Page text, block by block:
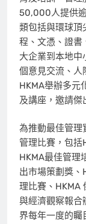
50,000人提供
類包括與環球頂
程、文憑、證書
大企業到本地中
個意見交流、人
HKMA舉辦多元
及講座，邀請傑
為推動最佳管理
管理比賽，包括
HKMA最佳管理
出市場策劃獎、
理比賽、HKMA
與經濟觀察報合
界每年一度的矚